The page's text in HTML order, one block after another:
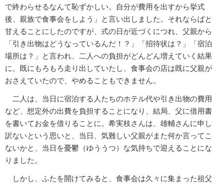
で終わらせるなんて恥ずかしい。自分が費用を出すから挙式
後、親族で食事会をしよう」と言い出しました。それならばと
甘えることにしたのですが、式の日が近づくにつれ、父親から
「引き出物はどうなっているんだ！？」「招待状は？」「宿泊
場所は？」と言われ、二人への負担がどんどん増えていく結果
に。既にもろもろ走り出していたし、食事会の店は既に父親が
おさえていたので、やめることもできません。
二人は、当日に宿泊する人たちのホテル代や引き出物の費用
など、想定外の出費を負担することになり、結局、父に借用書
を書いてお金を借りることに。希実枝さんは、雄輔さんに申し
訳ないという思いと、当日、気難しい父親がまた何か言ってこ
ないかと、当日を憂鬱（ゆううつ）な気持ちで迎えることにな
りました。
しかし、ふたを開けてみると、食事会は久々に集まった祖父